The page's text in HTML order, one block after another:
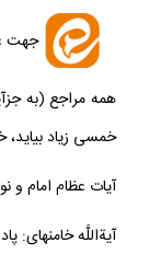
جهت
همه مراجع (به
خمسى زياد
آيات عظام امام و
آيةاللَّه خامنه‏اى: